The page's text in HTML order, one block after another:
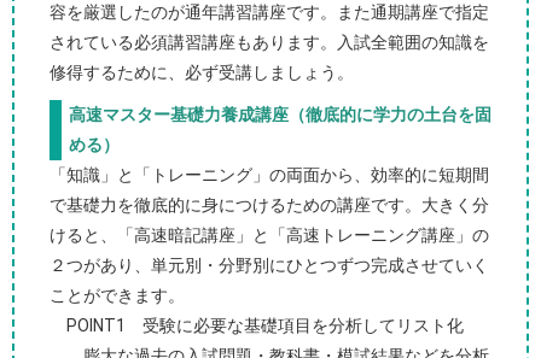
容を厳選したのが通年講習講座です。また通期講座で指定
されている必須講習講座もあります。入試全範囲の知識を
修得するために、必ず受講しましょう。
高速マスター基礎力養成講座（徹底的に学力の土台を固
める）
「知識」と「トレーニング」の両面から、効率的に短期間
で基礎力を徹底的に身につけるための講座です。大きく分
けると、「高速暗記講座」と「高速トレーニング講座」の
２つがあり、単元別・分野別にひとつずつ完成させていく
ことができます。
POINT1 受験に必要な基礎項目を分析してリスト化